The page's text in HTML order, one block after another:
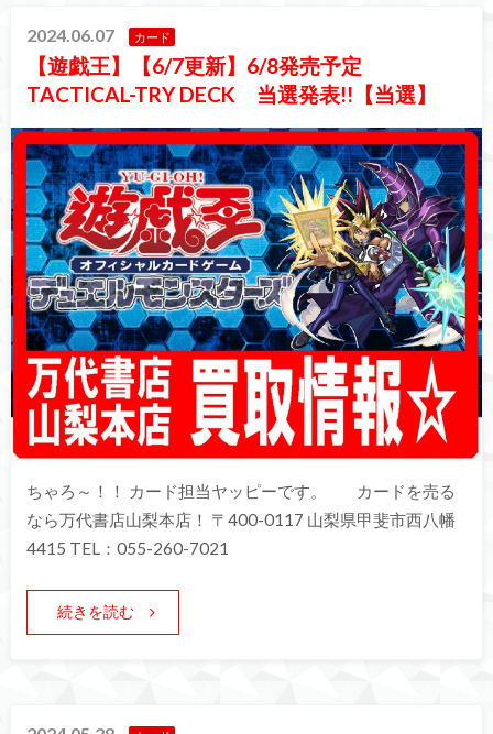
2024.06.07 カード
【遊戯王】【6/7更新】6/8発売予定
TACTICAL-TRY DECK 当選発表!!【当選】
ちゃろ～！！ カード担当ヤッピーです。 カードを売る
なら万代書店山梨本店！ 〒400-0117 山梨県甲斐市西八幡
4415 TEL：055-260-7021
続きを読む